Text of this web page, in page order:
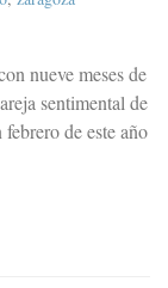
nueve meses de
sentimental de
de este año